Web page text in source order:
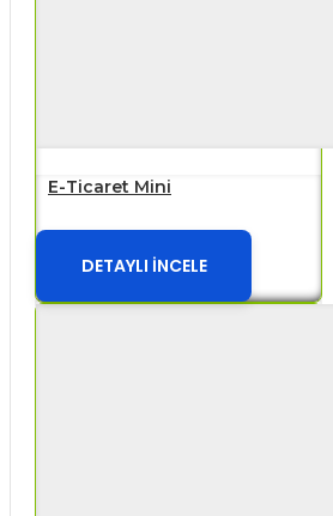
E-Ticaret Mini
DETAYLI İNCELE